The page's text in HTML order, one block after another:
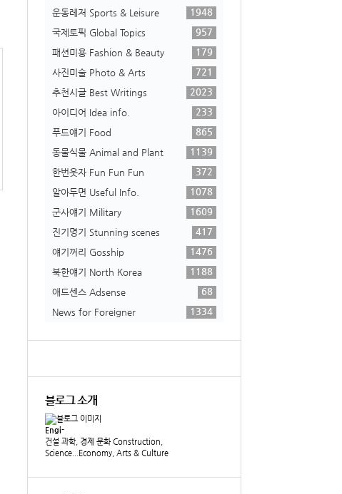
운동레저 Sports & Leisure
1948
국제토픽 Global Topics
957
패션미용 Fashion & Beauty
179
사진미술 Photo & Arts
721
추천시글 Best Writings
2023
아이디어 Idea info.
233
푸드얘기 Food
865
동물식물 Animal and Plant
1139
한번웃자 Fun Fun Fun
372
알아두면 Useful Info.
1078
군사얘기 Military
1609
진기명기 Stunning scenes
417
얘기꺼리 Gosship
1476
북한얘기 North Korea
1188
애드센스 Adsense
68
News for Foreigner
1334
블로그 소개
Engi-
건설 과학, 경제 문화 Construction,
Science...Economy, Arts & Culture